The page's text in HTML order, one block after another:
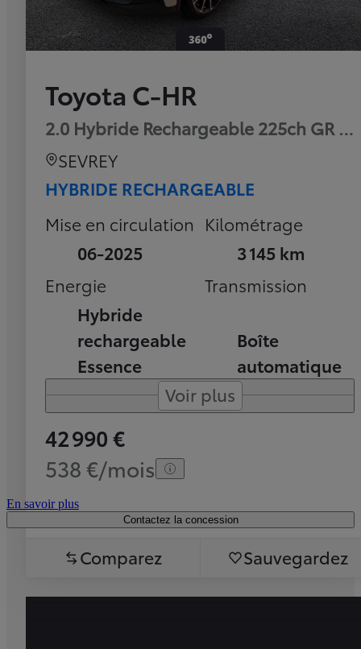
Toyota C-HR
2.0 Hybride Rechargeable 225ch GR
SEVREY
HYBRIDE RECHARGEABLE
Mise en circulation
06-2025
Kilométrage
3 145 km
Energie
Hybride
rechargeable
Essence
Transmission
Boîte
automatique
Voir plus
42 990 €
538 €/mois
En savoir plus
Contactez la concession
Comparez Sauvegardez